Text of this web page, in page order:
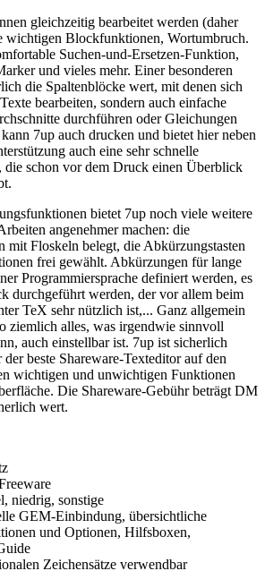
gleichzeitig bearbeitet werden (daher
wichtigen Blockfunktionen, Wortumbruch.
Suchen-und-Ersetzen-Funktion,
und vieles mehr. Einer besonderen
die Spaltenblöcke wert, mit denen sich
bearbeiten, sondern auch einfache
durchführen oder Gleichungen
7up auch drucken und bietet hier neben
auch eine sehr schnelle
die schon vor dem Druck einen Überblick
bietet 7up noch viele weitere
angenehmer machen: die
mit Floskeln belegt, die Abkürzungstasten
frei gewählt. Abkürzungen für lange
Programmiersprache definiert werden, es
durchgeführt werden, der vor allem beim
TeX sehr nützlich ist,... Ganz allgemein
ziemlich alles, was irgendwie sinnvoll
auch einstellbar ist. 7up ist sicherlich
beste Shareware-Texteditor auf den
wichtigen und unwichtigen Funktionen
Die Shareware-Gebühr beträgt DM
wert.
niedrig, sonstige
GEM-Einbindung, übersichtliche
und Optionen, Hilfsboxen,
Zeichensätze verwendbar